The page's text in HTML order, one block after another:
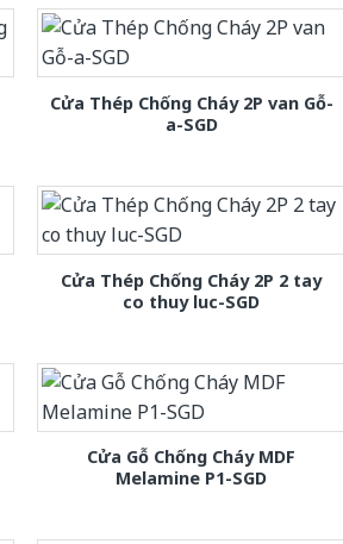
Cửa Thép Chống Cháy 2P van Gỗ-
a-SGD
Cửa Thép Chống Cháy 2P 2 tay
co thuy luc-SGD
Cửa Gỗ Chống Cháy MDF
Melamine P1-SGD